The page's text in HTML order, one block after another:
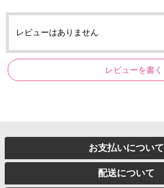
レビューはありません
レビューを書く
お支払いについて
配送について